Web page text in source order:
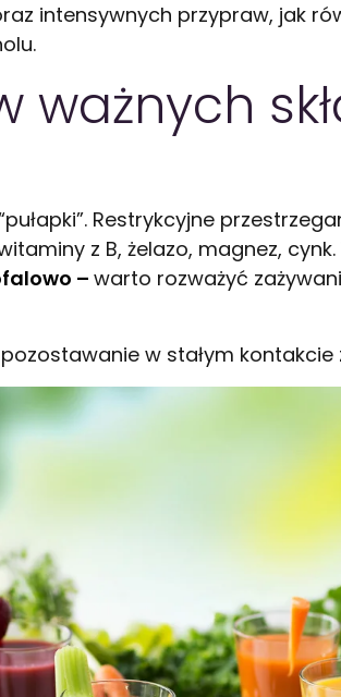
intensywnych przypraw, jak
ważnych
Restrykcyjne
z B, żelazo, magnez,
– warto rozważyć
w stałym kontakcie